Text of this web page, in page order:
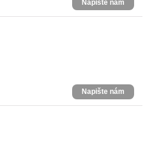
Napište nám
Napište nám